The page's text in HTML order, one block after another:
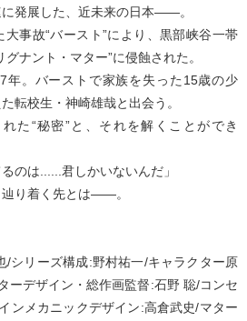
発展した、近未来の日本――。
事故“バースト”により、黒部峡谷一帯
ナント・マター”に侵蝕された。
年。バーストで家族を失った15歳の少
転校生・神崎雄哉と出会う。
た“秘密”と、それを解くことができ
のは......君しかいないんだ」
り着く先とは――。
/シリーズ構成:野村祐一/キャラクター原
ーデザイン・総作画監督:石野 聡/コンセ
ンメカニックデザイン:高倉武史/マター